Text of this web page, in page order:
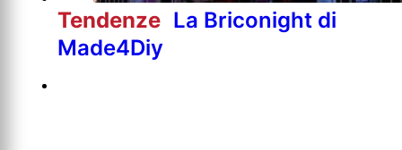
Tendenze La Briconight di
Made4Diy